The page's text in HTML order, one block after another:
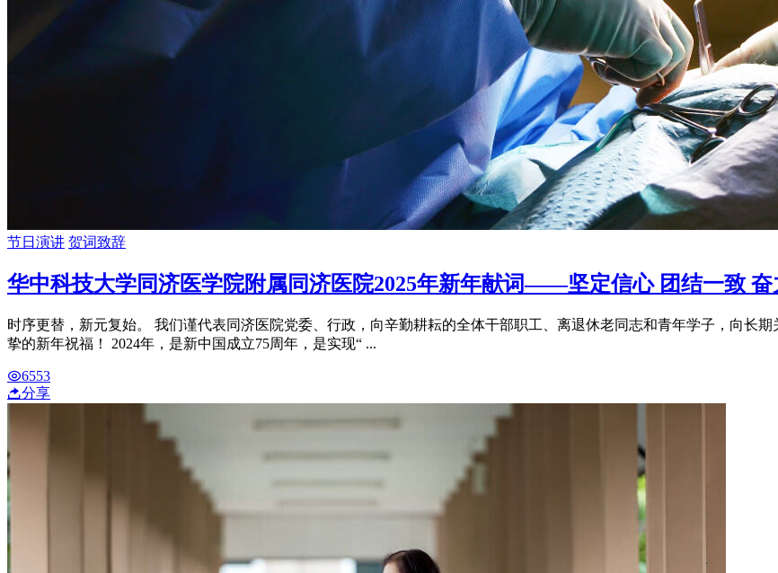
节日演讲 贺词致辞
华中科技大学同济医学院附属同济医院2025年新年献词——坚定信心 团结一致
时序更替，新元复始。 我们谨代表同济医院党委、行政，向辛勤耕耘的全体干部职工、离退休老同志和青年学子，向长
挚的新年祝福！ 2024年，是新中国成立75周年，是实现“ ...
6553
分享